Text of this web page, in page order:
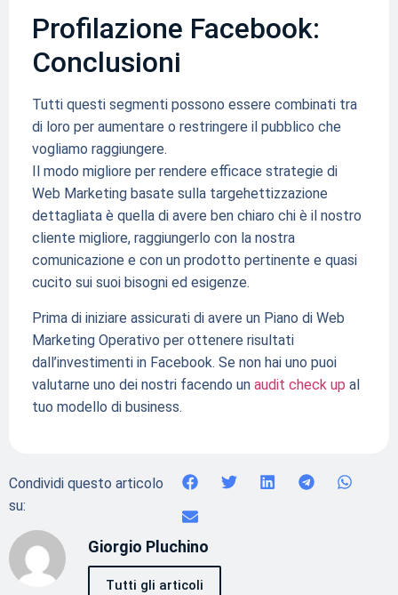
Profilazione Facebook:
Conclusioni
Tutti questi segmenti possono essere combinati tra
di loro per aumentare o restringere il pubblico che
vogliamo raggiungere.
Il modo migliore per rendere efficace strategie di
Web Marketing basate sulla targehettizzazione
dettagliata è quella di avere ben chiaro chi è il nostro
cliente migliore, raggiungerlo con la nostra
comunicazione e con un prodotto pertinente e quasi
cucito sui suoi bisogni ed esigenze.
Prima di iniziare assicurati di avere un Piano di Web
Marketing Operativo per ottenere risultati
dall’investimenti in Facebook. Se non hai uno puoi
valutarne uno dei nostri facendo un audit check up al
tuo modello di business.
Condividi questo articolo
su:
Giorgio Pluchino
Tutti gli articoli